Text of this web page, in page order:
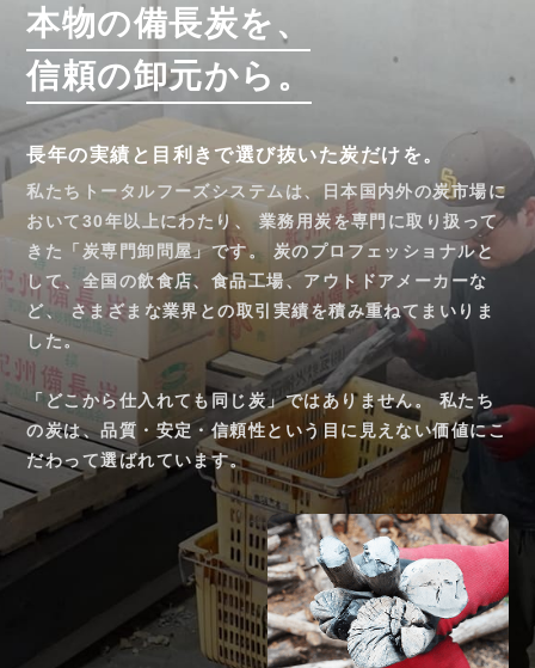
本物の備長炭を、
信頼の卸元から。
長年の実績と目利きで選び抜いた炭だけを。
私たちトータルフーズシステムは、日本国内外の炭市場に
おいて30年以上にわたり、 業務用炭を専門に取り扱って
きた「炭専門卸問屋」です。 炭のプロフェッショナルと
して、全国の飲食店、食品工場、アウトドアメーカーな
ど、 さまざまな業界との取引実績を積み重ねてまいりま
した。
「どこから仕入れても同じ炭」ではありません。 私たち
の炭は、品質・安定・信頼性という目に見えない価値にこ
だわって選ばれています。